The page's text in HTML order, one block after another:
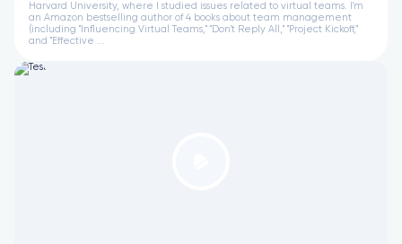
Harvard University, where I studied issues related to virtual teams. I'm
an Amazon bestselling author of 4 books about team management
(including "Influencing Virtual Teams," "Don't Reply All," "Project Kickoff,"
and "Effective ...